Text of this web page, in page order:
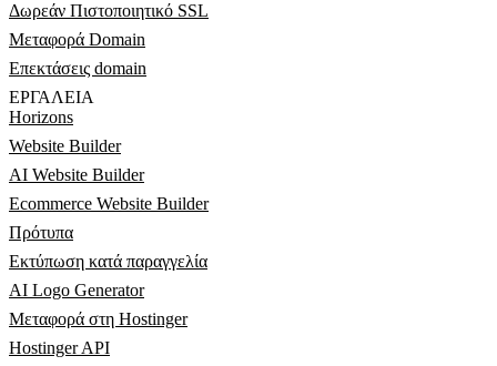
Δωρεάν Πιστοποιητικό SSL
Μεταφορά Domain
Επεκτάσεις domain
ΕΡΓΑΛΕΊΑ
Horizons
Website Builder
AI Website Builder
Ecommerce Website Builder
Πρότυπα
Εκτύπωση κατά παραγγελία
AI Logo Generator
Μεταφορά στη Hostinger
Hostinger API